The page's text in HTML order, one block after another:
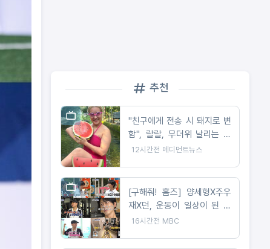
추천
"친구에게 전송 시 돼지로 변
함", 랄랄, 무더위 날리는 현
실 수영복 자태 공개
12시간전 메디먼트뉴스
[구해줘! 홈즈] 양세형X주우
재X던, 운동이 일상이 된 사
람들은 어떻게 살까? '운동세
16시간전 MBC